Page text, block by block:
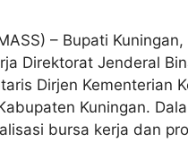
– Bupati
Direktorat Jenderal
Dirjen Kementerian
Kuningan.
bursa kerja dan